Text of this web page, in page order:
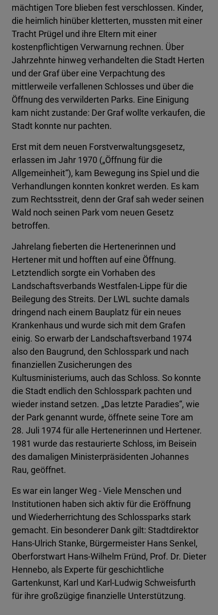
mächtigen Tore blieben fest verschlossen. Kinder,
die heimlich hinüber kletterten, mussten mit einer
Tracht Prügel und ihre Eltern mit einer
kostenpflichtigen Verwarnung rechnen. Über
Jahrzehnte hinweg verhandelten die Stadt Herten
und der Graf über eine Verpachtung des
mittlerweile verfallenen Schlosses und über die
Öffnung des verwilderten Parks. Eine Einigung
kam nicht zustande: Der Graf wollte verkaufen, die
Stadt konnte nur pachten.
Erst mit dem neuen Forstverwaltungsgesetz,
erlassen im Jahr 1970 („Öffnung für die
Allgemeinheit“), kam Bewegung ins Spiel und die
Verhandlungen konnten konkret werden. Es kam
zum Rechtsstreit, denn der Graf sah weder seinen
Wald noch seinen Park vom neuen Gesetz
betroffen.
Jahrelang fieberten die Hertenerinnen und
Hertener mit und hofften auf eine Öffnung.
Letztendlich sorgte ein Vorhaben des
Landschaftsverbands Westfalen-Lippe für die
Beilegung des Streits. Der LWL suchte damals
dringend nach einem Bauplatz für ein neues
Krankenhaus und wurde sich mit dem Grafen
einig. So erwarb der Landschaftsverband 1974
also den Baugrund, den Schlosspark und nach
finanziellen Zusicherungen des
Kultusministeriums, auch das Schloss. So konnte
die Stadt endlich den Schlosspark pachten und
wieder instand setzen. „Das letzte Paradies“, wie
der Park genannt wurde, öffnete seine Tore am
28. Juli 1974 für alle Hertenerinnen und Hertener.
1981 wurde das restaurierte Schloss, im Beisein
des damaligen Ministerpräsidenten Johannes
Rau, geöffnet.
Es war ein langer Weg - Viele Menschen und
Institutionen haben sich aktiv für die Eröffnung
und Wiederherrichtung des Schlossparks stark
gemacht. Ein besonderer Dank gilt: Stadtdirektor
Hans-Ulrich Stanke, Bürgermeister Hans Senkel,
Oberforstwart Hans-Wilhelm Fründ, Prof. Dr. Dieter
Hennebo, als Experte für geschichtliche
Gartenkunst, Karl und Karl-Ludwig Schweisfurth
für ihre großzügige finanzielle Unterstützung.